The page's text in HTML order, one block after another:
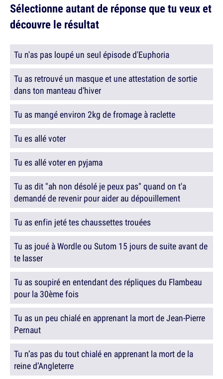
Sélectionne autant de réponse que tu veux et
découvre le résultat
Tu n'as pas loupé un seul épisode d'Euphoria
Tu as retrouvé un masque et une attestation de sortie
dans ton manteau d’hiver
Tu as mangé environ 2kg de fromage à raclette
Tu es allé voter
Tu es allé voter en pyjama
Tu as dit "ah non désolé je peux pas" quand on t'a
demandé de revenir pour aider au dépouillement
Tu as enfin jeté tes chaussettes trouées
Tu as joué à Wordle ou Sutom 15 jours de suite avant de
te lasser
Tu as soupiré en entendant des répliques du Flambeau
pour la 30ème fois
Tu as un peu chialé en apprenant la mort de Jean-Pierre
Pernaut
Tu n’as pas du tout chialé en apprenant la mort de la
reine d’Angleterre